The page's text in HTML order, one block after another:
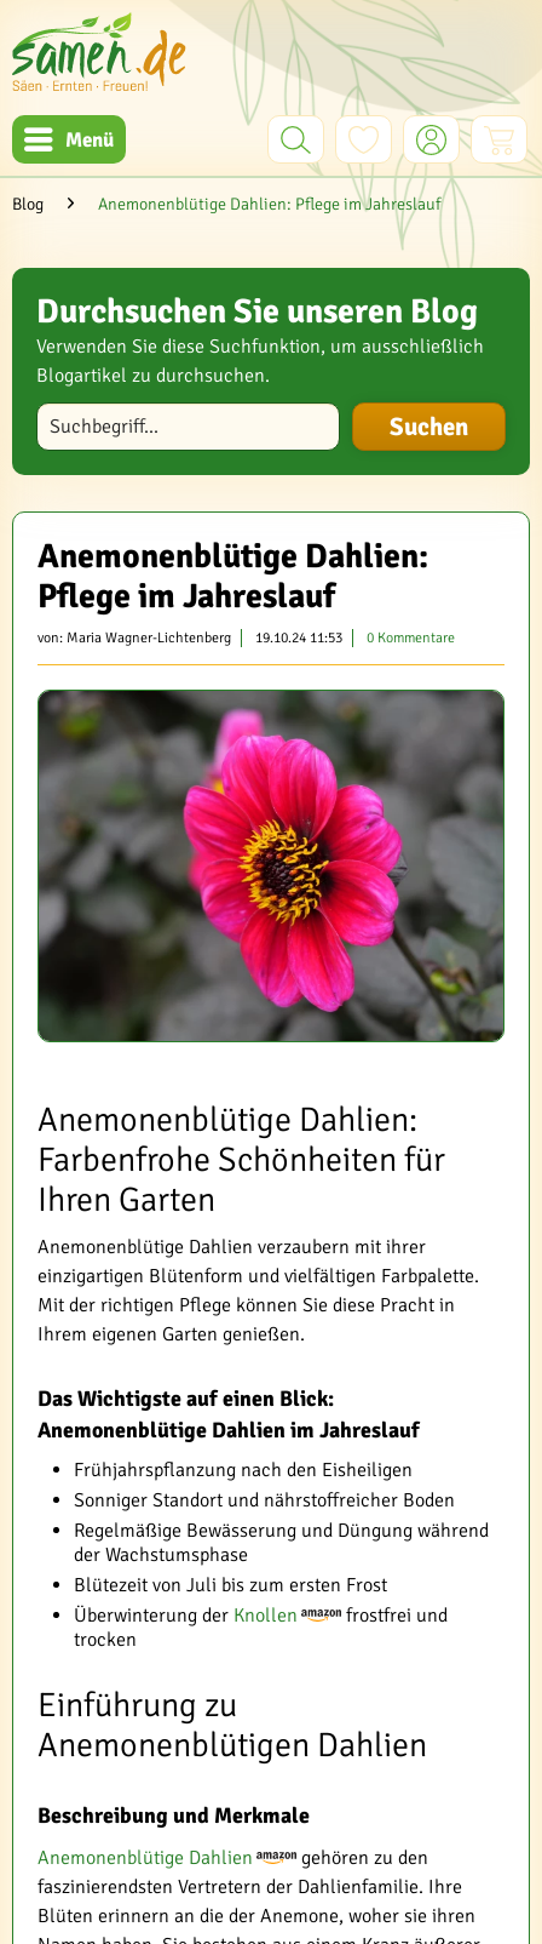
Menü
Blog Anemonenblütige Dahlien: Pflege im Jahreslauf
Durchsuchen Sie unseren Blog
Verwenden Sie diese Suchfunktion, um ausschließlich
Blogartikel zu durchsuchen.
Blog durchsuchen
Anemonenblütige Dahlien:
Pflege im Jahreslauf
von: Maria Wagner-Lichtenberg 19.10.24 11:53 0 Kommentare
Anemonenblütige Dahlien:
Farbenfrohe Schönheiten für
Ihren Garten
Anemonenblütige Dahlien verzaubern mit ihrer
einzigartigen Blütenform und vielfältigen Farbpalette.
Mit der richtigen Pflege können Sie diese Pracht in
Ihrem eigenen Garten genießen.
Das Wichtigste auf einen Blick:
Anemonenblütige Dahlien im Jahreslauf
Frühjahrspflanzung nach den Eisheiligen
Sonniger Standort und nährstoffreicher Boden
Regelmäßige Bewässerung und Düngung während
der Wachstumsphase
Blütezeit von Juli bis zum ersten Frost
Überwinterung der Knollen
frostfrei und
trocken
Einführung zu
Anemonenblütigen Dahlien
Beschreibung und Merkmale
Anemonenblütige Dahlien
gehören zu den
faszinierendsten Vertretern der Dahlienfamilie. Ihre
Blüten erinnern an die der Anemone, woher sie ihren